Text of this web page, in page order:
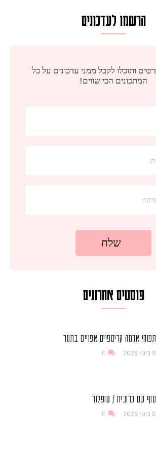
הרשמו לעדכונים
פוסטים אחרונים
תפוחי אדמה קריספיים אפויים בתנור
9 ביוני 2026 0
עוף עם כרובית / שופלור
8 ביוני 2026 0